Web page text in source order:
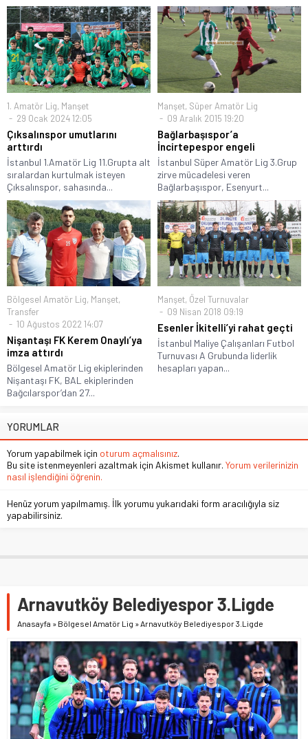
1. Amatör Lig, Manşet
29 Ocak 2024 12:05
Çıksalınspor umutlarını
arttırdı
İstanbul 1.Amatör Lig 11.Grupta alt
sıralardan kurtulmak isteyen
Çıksalınspor, sahasında...
Manşet, Süper Amatör Lig
09 Aralık 2015 19:20
Bağlarbaşıspor’a
İncirtepespor engeli
İstanbul Süper Amatör Lig 3.Grup
zirve mücadelesi veren
Bağlarbaşıspor, Esenyurt...
Bölgesel Amatör Lig, Manşet,
Transfer
10 Ağustos 2022 14:07
Nişantaşı FK Kerem Onaylı’ya
imza attırdı
Bölgesel Amatör Lig ekiplerinden
Nişantaşı FK, BAL ekiplerinden
Bağcılarspor’dan 27...
Manşet, Özel Turnuvalar
09 Nisan 2018 09:19
Esenler İkitelli’yi rahat geçti
İstanbul Maliye Çalışanları Futbol
Turnuvası A Grubunda liderlik
hesapları yapan...
YORUMLAR
Yorum yapabilmek için oturum açmalısınız.
Bu site istenmeyenleri azaltmak için Akismet kullanır. Yorum verilerinizin
nasıl işlendiğini öğrenin.
Henüz yorum yapılmamış. İlk yorumu yukarıdaki form aracılığıyla siz
yapabilirsiniz.
Arnavutköy Belediyespor 3.Ligde
Anasayfa » Bölgesel Amatör Lig »Arnavutköy Belediyespor 3.Ligde